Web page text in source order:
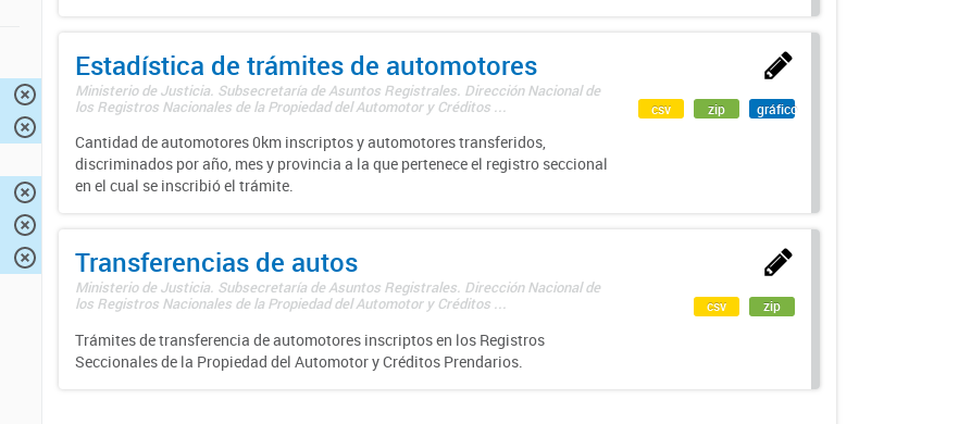
Estadística de trámites de automotores
Ministerio de Justicia. Subsecretaría de Asuntos Registrales. Dirección Nacional de
los Registros Nacionales de la Propiedad del Automotor y Créditos ...
Cantidad de automotores 0km inscriptos y automotores transferidos,
discriminados por año, mes y provincia a la que pertenece el registro seccional
en el cual se inscribió el trámite.
csv zip gráfico
Transferencias de autos
Ministerio de Justicia. Subsecretaría de Asuntos Registrales. Dirección Nacional de
los Registros Nacionales de la Propiedad del Automotor y Créditos ...
Trámites de transferencia de automotores inscriptos en los Registros
Seccionales de la Propiedad del Automotor y Créditos Prendarios.
csv zip